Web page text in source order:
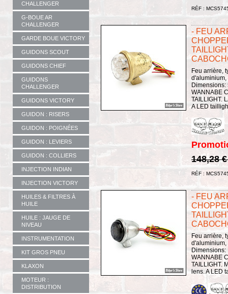
CHALLENGER
G-BOUE AR
CHALLENGER
GARDE BOUE VICTORY
GUIDONS SCOUT
GUIDONS CHIEF
GUIDONS
CHALLENGER
GUIDONS VICTORY
GUIDON : RISERS
GUIDON : POIGNÉES
GUIDON : LEVIERS
GUIDON : COLLIERS
INJECTION INDIAN
INJECTION VICTORY
HUILES & FILTRES À
HUILE
HUILE : JAUGE DE
NIVEAU
INSTRUMENTATION
KIT GROS PNEU
KLAXON
MOTEUR :
DISTRIBUTION
RÉF :
- FEU
Feu arrière,
Dimensions:
WANNABE
TAILLIGHT.
A LED
148,28
RÉF :
- FEU
Feu arrière,
Dimensions:
WANNABE
TAILLIGHT.
lens. A LED